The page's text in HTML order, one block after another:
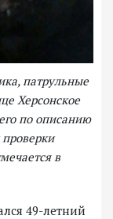
патрульные
Херсонское
по описанию
в
49-летний